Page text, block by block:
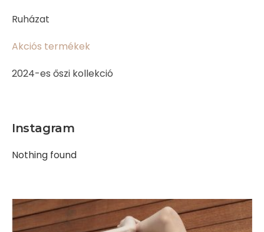
Ruházat
Akciós termékek
2024-es őszi kollekció
Instagram
Nothing found